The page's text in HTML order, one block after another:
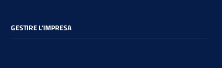
tra
GESTIRE L'IMPRESA